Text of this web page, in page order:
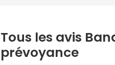
Tous les avis
prévoyance